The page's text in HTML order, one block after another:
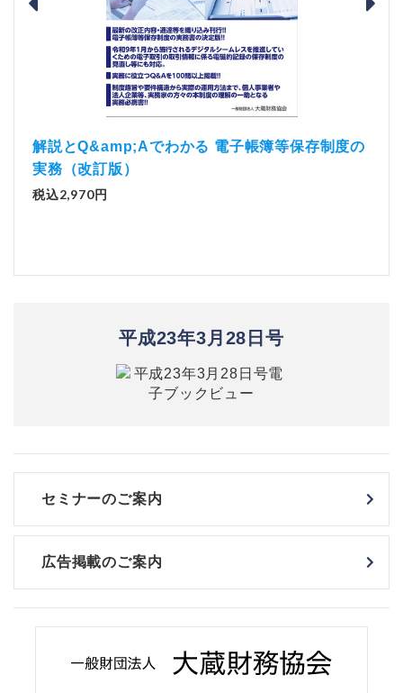
解説とQ&amp;Aでわかる 電子帳簿等保存制度の
実務（改訂版）
税込2,970円
平成23年3月28日号
セミナーのご案内
広告掲載のご案内